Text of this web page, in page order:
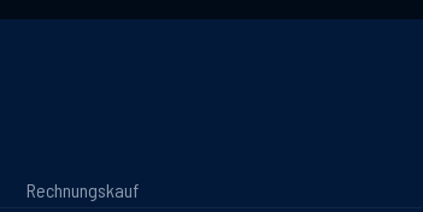
Rechnungskauf